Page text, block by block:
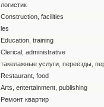
логистик
Construction, facilities
les
Education, training
Clerical, administrative
такелажные услуги, переезды,
Restaurant, food
Arts, entertainment, publishing
Ремонт квартир